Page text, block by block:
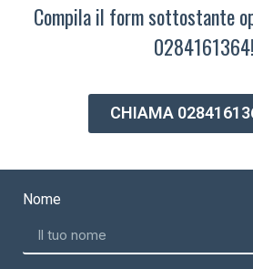
Compila il form sottostante
0284161364!
CHIAMA
Nome